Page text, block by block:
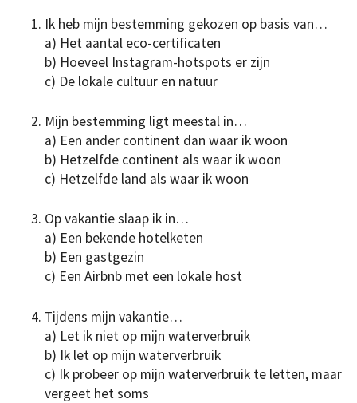
Ik heb mijn bestemming gekozen op basis van…
a) Het aantal eco-certificaten
b) Hoeveel Instagram-hotspots er zijn
c) De lokale cultuur en natuur
Mijn bestemming ligt meestal in…
a) Een ander continent dan waar ik woon
b) Hetzelfde continent als waar ik woon
c) Hetzelfde land als waar ik woon
Op vakantie slaap ik in…
a) Een bekende hotelketen
b) Een gastgezin
c) Een Airbnb met een lokale host
Tijdens mijn vakantie…
a) Let ik niet op mijn waterverbruik
b) Ik let op mijn waterverbruik
c) Ik probeer op mijn waterverbruik te letten, maar
vergeet het soms